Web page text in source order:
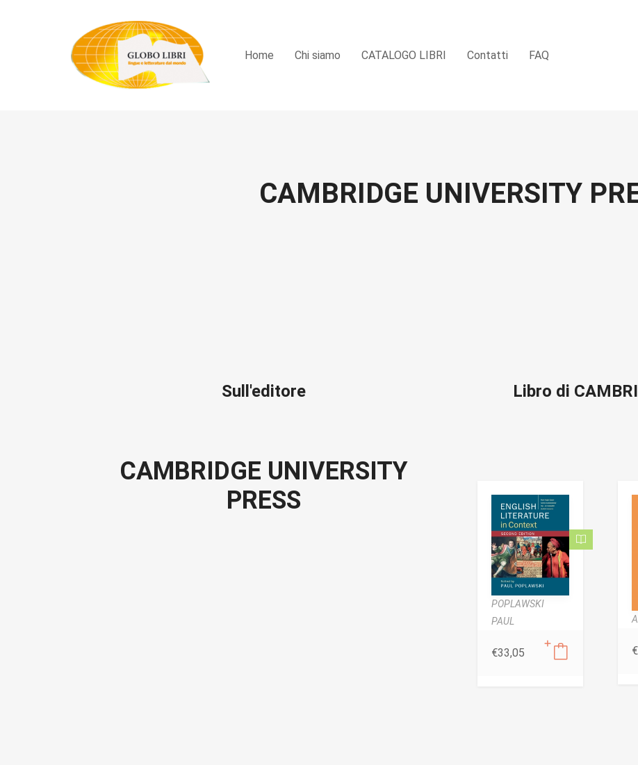
Home Chi siamo CATALOGO LIBRI Contatti FAQ
CAMBRIDGE UNIVERSITY
Sull'editore
CAMBRIDGE UNIVERSITY
PRESS
Libro di
POPLAWSKI
PAUL
€33,05 €